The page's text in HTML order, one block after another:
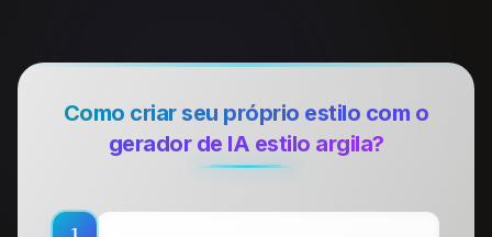
Como criar seu próprio estilo com o
gerador de IA estilo argila?
1